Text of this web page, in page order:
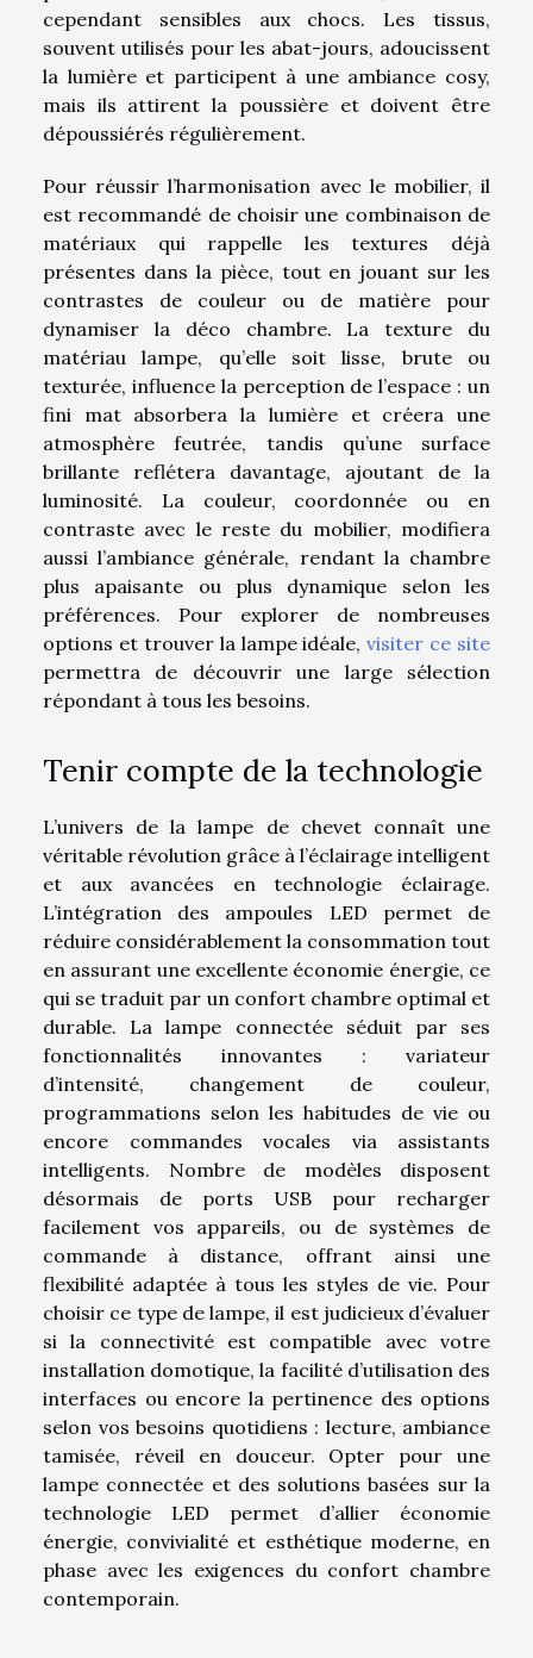
cependant sensibles aux chocs. Les tissus,
souvent utilisés pour les abat-jours, adoucissent
la lumière et participent à une ambiance cosy,
mais ils attirent la poussière et doivent être
dépoussiérés régulièrement.
Pour réussir l’harmonisation avec le mobilier, il
est recommandé de choisir une combinaison de
matériaux qui rappelle les textures déjà
présentes dans la pièce, tout en jouant sur les
contrastes de couleur ou de matière pour
dynamiser la déco chambre. La texture du
matériau lampe, qu’elle soit lisse, brute ou
texturée, influence la perception de l’espace : un
fini mat absorbera la lumière et créera une
atmosphère feutrée, tandis qu’une surface
brillante reflétera davantage, ajoutant de la
luminosité. La couleur, coordonnée ou en
contraste avec le reste du mobilier, modifiera
aussi l’ambiance générale, rendant la chambre
plus apaisante ou plus dynamique selon les
préférences. Pour explorer de nombreuses
options et trouver la lampe idéale,visiter ce site
permettra de découvrir une large sélection
répondant à tous les besoins.
Tenir compte de la technologie
L’univers de la lampe de chevet connaît une
véritable révolution grâce à l’éclairage intelligent
et aux avancées en technologie éclairage.
L’intégration des ampoules LED permet de
réduire considérablement la consommation tout
en assurant une excellente économie énergie, ce
qui se traduit par un confort chambre optimal et
durable. La lampe connectée séduit par ses
fonctionnalités innovantes : variateur
d’intensité, changement de couleur,
programmations selon les habitudes de vie ou
encore commandes vocales via assistants
intelligents. Nombre de modèles disposent
désormais de ports USB pour recharger
facilement vos appareils, ou de systèmes de
commande à distance, offrant ainsi une
flexibilité adaptée à tous les styles de vie. Pour
choisir ce type de lampe, il est judicieux d’évaluer
si la connectivité est compatible avec votre
installation domotique, la facilité d’utilisation des
interfaces ou encore la pertinence des options
selon vos besoins quotidiens : lecture, ambiance
tamisée, réveil en douceur. Opter pour une
lampe connectée et des solutions basées sur la
technologie LED permet d’allier économie
énergie, convivialité et esthétique moderne, en
phase avec les exigences du confort chambre
contemporain.